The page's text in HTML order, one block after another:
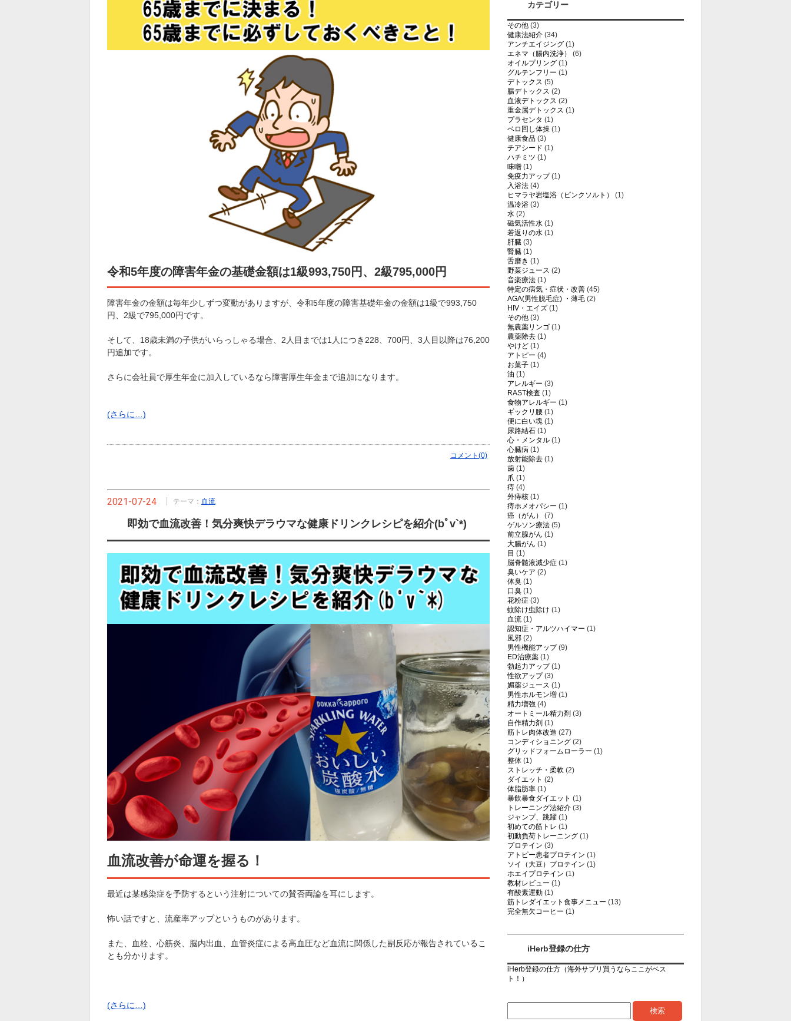
令和5年度の障害年金の基礎金額は1級993,750円、2級795,000円
障害年金の金額は毎年少しずつ変動がありますが、令和5年度の障害基礎年金の金額は1級で993,750
円、2級で795,000円です。
そして、18歳未満の子供がいらっしゃる場合、2人目までは1人につき228、700円、3人目以降は76,200
円追加です。
さらに会社員で厚生年金に加入しているなら障害厚生年金まで追加になります。
(さらに…)
コメント(0)
即効で血流改善！気分爽快デラウマな健康ドリンクレシピを紹介(bﾟv`*)
2021-07-24 テーマ： 血流
血流改善が命運を握る！
最近は某感染症を予防するという注射についての賛否両論を耳にします。
怖い話ですと、流産率アップというものがあります。
また、血栓、心筋炎、脳内出血、血管炎症による高血圧など血流に関係した副反応が報告されているこ
とも分かります。
(さらに…)
カテゴリー
その他 (3)
健康法紹介 (34)
アンチエイジング (1)
エネマ（腸内洗浄）
(6)
オイルプリング (1)
グルテンフリー (1)
デトックス (5)
腸デトックス (2)
血液デトックス (2)
重金属デトックス (1)
プラセンタ (1)
ベロ回し体操 (1)
健康食品 (3)
チアシード (1)
ハチミツ (1)
味噌 (1)
免疫力アップ(1)
入浴法 (4)
ヒマラヤ岩塩浴（ピンクソルト）
(1)
温冷浴 (3)
水 (2)
磁気活性水 (1)
若返りの水 (1)
肝臓 (3)
腎臓 (1)
舌磨き (1)
野菜ジュース (2)
音楽療法 (1)
特定の病気・症状・改善 (45)
AGA(男性脱毛症) ・薄毛 (2)
HIV・エイズ (1)
その他 (3)
無農薬リンゴ (1)
農薬除去 (1)
やけど (1)
アトピー (4)
お菓子 (1)
油 (1)
アレルギー (3)
RAST検査 (1)
食物アレルギー (1)
ギックリ腰 (1)
便に白い塊 (1)
尿路結石 (1)
心・メンタル (1)
心臓病 (1)
放射能除去 (1)
歯 (1)
爪 (1)
痔 (4)
外痔核 (1)
痔ホメオパシー (1)
癌（がん）
(7)
ゲルソン療法 (5)
前立腺がん (1)
大腸がん (1)
目 (1)
脳脊髄液減少症 (1)
臭いケア (2)
体臭 (1)
口臭 (1)
花粉症 (3)
蚊除け虫除け (1)
血流 (1)
認知症・アルツハイマー (1)
風邪 (2)
男性機能アップ(9)
ED治療薬 (1)
勃起力アップ(1)
性欲アップ(3)
媚薬ジュース (1)
男性ホルモン増 (1)
精力増強 (4)
オートミール精力剤 (3)
自作精力剤 (1)
筋トレ肉体改造 (27)
コンディショニング (2)
グリッドフォームローラー (1)
整体 (1)
ストレッチ・柔軟 (2)
ダイエット (2)
体脂肪率 (1)
暴飲暴食ダイエット (1)
トレーニング法紹介 (3)
ジャンプ、跳躍 (1)
初めての筋トレ (1)
初動負荷トレーニング (1)
プロテイン (3)
アトピー患者プロテイン (1)
ソイ（大豆）プロテイン (1)
ホエイプロテイン (1)
教材レビュー (1)
有酸素運動 (1)
筋トレダイエット食事メニュー (13)
完全無欠コーヒー (1)
iHerb登録の仕方
iHerb登録の仕方（海外サプリ買うならここがベス
ト！）